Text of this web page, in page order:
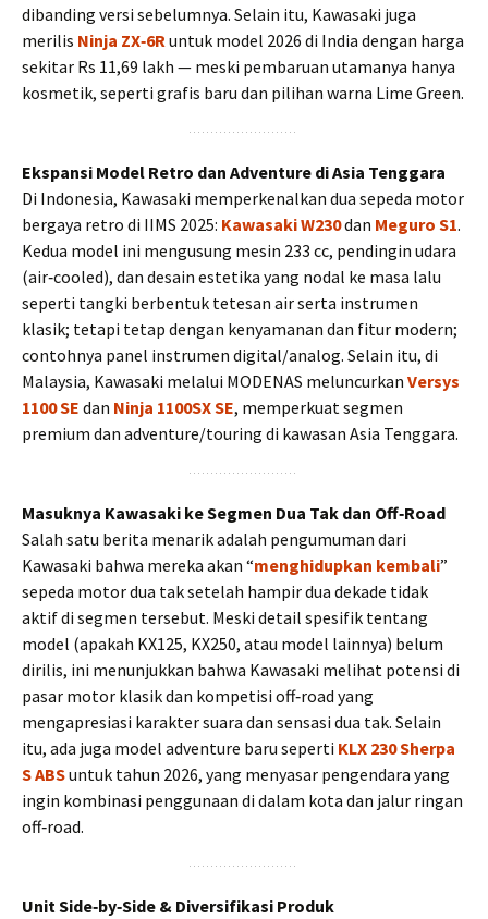
dibanding versi sebelumnya. Selain itu, Kawasaki juga
merilis Ninja ZX‑6Runtuk model 2026 di India dengan harga
sekitar Rs 11,69 lakh — meski pembaruan utamanya hanya
kosmetik, seperti grafis baru dan pilihan warna Lime Green.
Ekspansi Model Retro dan Adventure di Asia Tenggara
Di Indonesia, Kawasaki memperkenalkan dua sepeda motor
bergaya retro di IIMS 2025: Kawasaki W230dan Meguro S1.
Kedua model ini mengusung mesin 233 cc, pendingin udara
(air‑cooled), dan desain estetika yang nodal ke masa lalu
seperti tangki berbentuk tetesan air serta instrumen
klasik; tetapi tetap dengan kenyamanan dan fitur modern;
contohnya panel instrumen digital/analog. Selain itu, di
Malaysia, Kawasaki melalui MODENAS meluncurkan Versys
1100 SE dan Ninja 1100SX SE, memperkuat segmen
premium dan adventure/touring di kawasan Asia Tenggara.
Masuknya Kawasaki ke Segmen Dua Tak dan Off‑Road
Salah satu berita menarik adalah pengumuman dari
Kawasaki bahwa mereka akan “menghidupkan kembali”
sepeda motor dua tak setelah hampir dua dekade tidak
aktif di segmen tersebut. Meski detail spesifik tentang
model (apakah KX125, KX250, atau model lainnya) belum
dirilis, ini menunjukkan bahwa Kawasaki melihat potensi di
pasar motor klasik dan kompetisi off‑road yang
mengapresiasi karakter suara dan sensasi dua tak. Selain
itu, ada juga model adventure baru seperti KLX 230 Sherpa
SABSuntuk tahun 2026, yang menyasar pengendara yang
ingin kombinasi penggunaan di dalam kota dan jalur ringan
off‑road.
Unit Side‑by‑Side & Diversifikasi Produk